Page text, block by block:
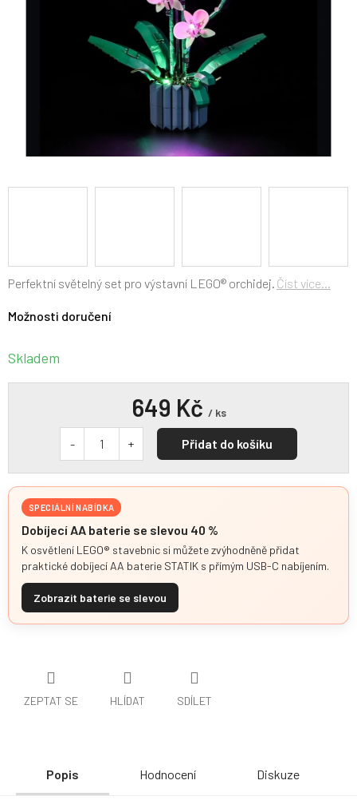
Skladem
Možnosti doručení
Perfektní světelný set pro výstavní LEGO® orchidej. Číst více...
SPECIÁLNÍ NABÍDKA
Dobíjecí AA baterie se slevou 40 %
K osvětlení LEGO® stavebnic si můžete zvýhodněně přidat
praktické dobíjecí AA baterie STATIK s přímým USB-C nabíjením.
Zobrazit baterie se slevou
ZEPTAT SE HLÍDAT SDÍLET
649 Kč / ks
Přidat do košíku
Popis Hodnocení Diskuze